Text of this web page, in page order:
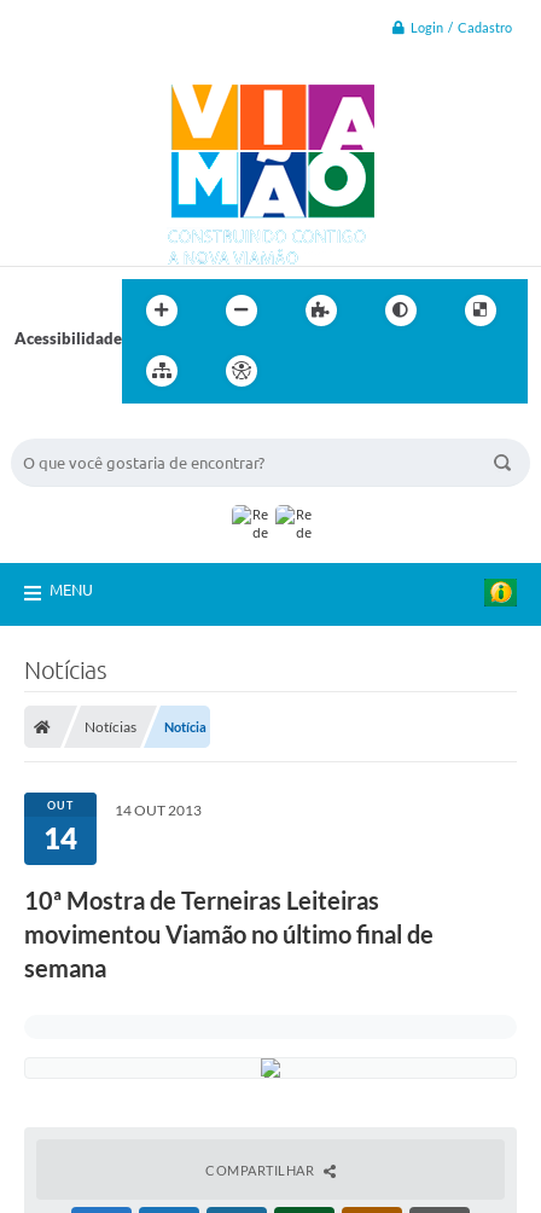
Login / Cadastro
Acessibilidade
MENU
Notícias
Notícias Notícia
OUT
14
14 OUT 2013
10ª Mostra de Terneiras Leiteiras
movimentou Viamão no último final de
semana
COMPARTILHAR